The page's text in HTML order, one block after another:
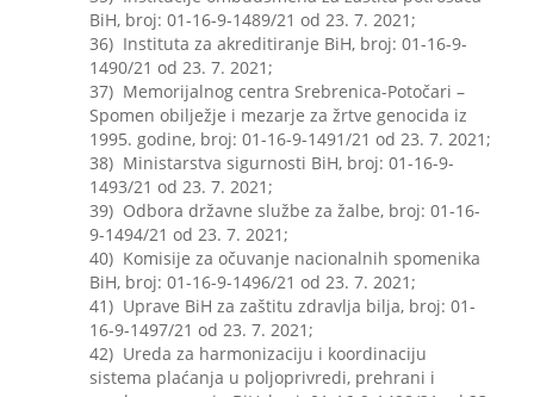
BiH, broj: 01-16-9-1489/21 od 23. 7. 2021;
36) Instituta za akreditiranje BiH, broj: 01-16-9-
1490/21 od 23. 7. 2021;
37) Memorijalnog centra Srebrenica-Potočari –
Spomen obilježje i mezarje za žrtve genocida iz
1995. godine, broj: 01-16-9-1491/21 od 23. 7. 2021;
38) Ministarstva sigurnosti BiH, broj: 01-16-9-
1493/21 od 23. 7. 2021;
39) Odbora državne službe za žalbe, broj: 01-16-
9-1494/21 od 23. 7. 2021;
40) Komisije za očuvanje nacionalnih spomenika
BiH, broj: 01-16-9-1496/21 od 23. 7. 2021;
41) Uprave BiH za zaštitu zdravlja bilja, broj: 01-
16-9-1497/21 od 23. 7. 2021;
42) Ureda za harmonizaciju i koordinaciju
sistema plaćanja u poljoprivredi, prehrani i